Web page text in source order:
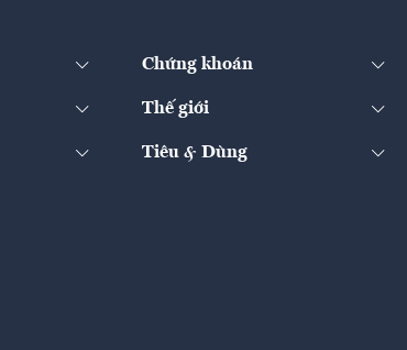
Chứng khoán
Thế giới
Tiêu & Dùng